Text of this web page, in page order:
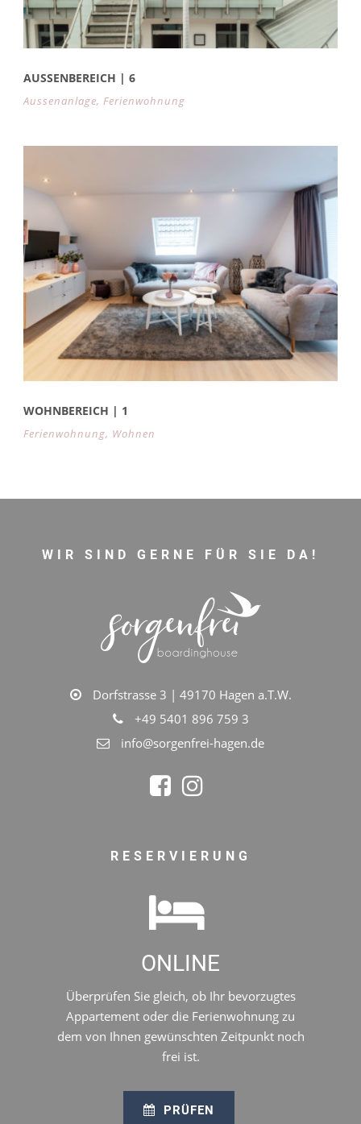
AUSSENBEREICH | 6
Aussenanlage, Ferienwohnung
WOHNBEREICH | 1
Ferienwohnung, Wohnen
WIR SIND GERNE FÜR SIE DA!
Dorfstrasse 3 | 49170 Hagen a.T.W.
+49 5401 896 759 3
info@sorgenfrei-hagen.de
RESERVIERUNG
ONLINE
Überprüfen Sie gleich, ob Ihr bevorzugtes
Appartement oder die Ferienwohnung zu
dem von Ihnen gewünschten Zeitpunkt noch
frei ist.
PRÜFEN